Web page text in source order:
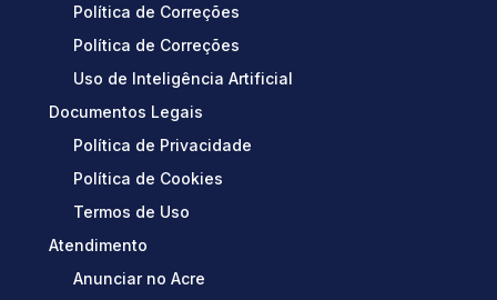
Política de Correções
Política de Correções
Uso de Inteligência Artificial
Documentos Legais
Política de Privacidade
Política de Cookies
Termos de Uso
Atendimento
Anunciar no Acre